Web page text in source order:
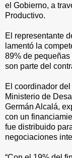
el Gobierno, a
Productivo.
El representante
lamentó la
89% de pequeñas
son parte del
El coordinador
Ministerio de
Germán Alcalá,
con un
fue distribuido
negociaciones